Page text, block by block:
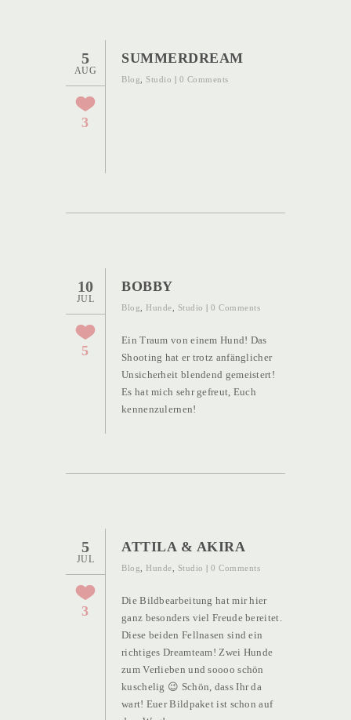
5
AUG
3
SUMMERDREAM
Blog Studio | 0 Comments
10
JUL
5
BOBBY
Blog Hunde Studio | 0 Comments
Ein Traum von einem Hund! Das
Shooting hat er trotz anfänglicher
Unsicherheit blendend gemeistert!
Es hat mich sehr gefreut, Euch
kennenzulernen!
5
JUL
3
ATTILA & AKIRA
Blog Hunde Studio | 0 Comments
Die Bildbearbeitung hat mir hier
ganz besonders viel Freude bereitet.
Diese beiden Fellnasen sind ein
richtiges Dreamteam! Zwei Hunde
zum Verlieben und soooo schön
kuschelig 😉 Schön, dass Ihr da
wart! Euer Bildpaket ist schon auf